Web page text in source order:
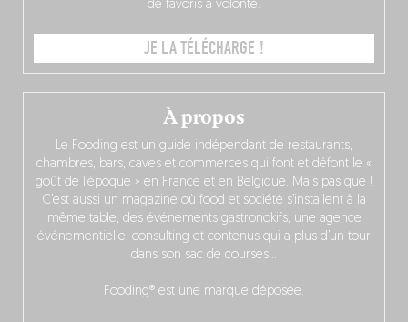
À propos
Le Fooding est un guide indépendant de restaurants,
chambres, bars, caves et commerces qui font et défont le «
goût de l’époque » en France et en Belgique. Mais pas que !
C’est aussi un magazine où food et société s’installent à la
même table, des événements gastronokifs, une agence
événementielle, consulting et contenus qui a plus d’un tour
dans son sac de courses…
Fooding® est une marque déposée.
de favoris à volonté.
JE LA TÉLÉCHARGE !